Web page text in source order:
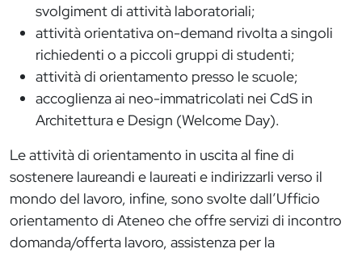
svolgiment di attività laboratoriali;
attività orientativa on-demand rivolta a singoli
richiedenti o a piccoli gruppi di studenti;
attività di orientamento presso le scuole;
accoglienza ai neo-immatricolati nei CdS in
Architettura e Design (Welcome Day).
Le attività di orientamento in uscita al fine di
sostenere laureandi e laureati e indirizzarli verso il
mondo del lavoro, infine, sono svolte dall’Ufficio
orientamento di Ateneo che offre servizi di incontro
domanda/offerta lavoro, assistenza per la